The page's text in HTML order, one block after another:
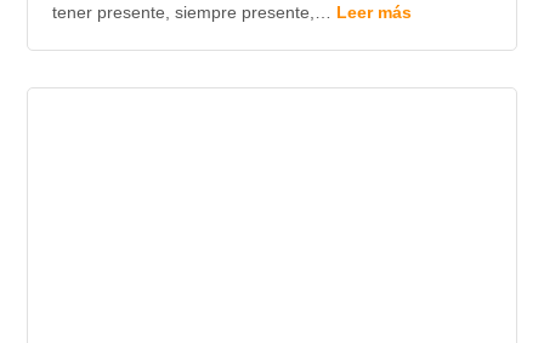
tener presente, siempre presente,… Leer más